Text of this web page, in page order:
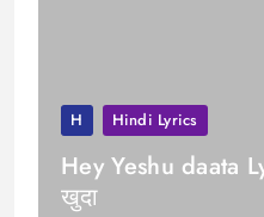
H Hindi Lyrics
Hey Yeshu daata
खुदा